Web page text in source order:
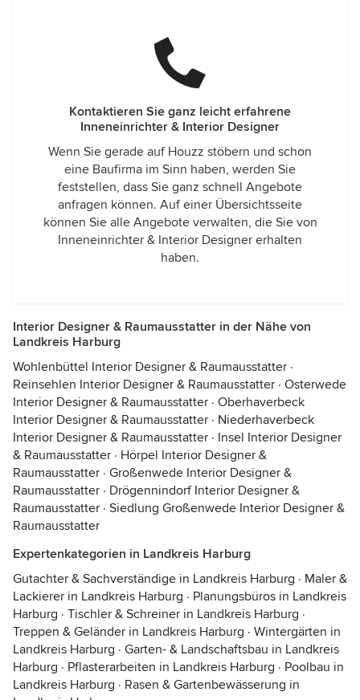
Kontaktieren Sie ganz leicht erfahrene
Inneneinrichter & Interior Designer
Wenn Sie gerade auf Houzz stöbern und schon
eine Baufirma im Sinn haben, werden Sie
feststellen, dass Sie ganz schnell Angebote
anfragen können. Auf einer Übersichtsseite
können Sie alle Angebote verwalten, die Sie von
Inneneinrichter & Interior Designer erhalten
haben.
Interior Designer & Raumausstatter in der Nähe von
Landkreis Harburg
Wohlenbüttel Interior Designer & Raumausstatter ·
Reinsehlen Interior Designer & Raumausstatter · Osterwede
Interior Designer & Raumausstatter · Oberhaverbeck
Interior Designer & Raumausstatter · Niederhaverbeck
Interior Designer & Raumausstatter · Insel Interior Designer
& Raumausstatter · Hörpel Interior Designer &
Raumausstatter · Großenwede Interior Designer &
Raumausstatter · Drögennindorf Interior Designer &
Raumausstatter · Siedlung Großenwede Interior Designer &
Raumausstatter
Expertenkategorien in Landkreis Harburg
Gutachter & Sachverständige in Landkreis Harburg · Maler &
Lackierer in Landkreis Harburg · Planungsbüros in Landkreis
Harburg · Tischler & Schreiner in Landkreis Harburg ·
Treppen & Geländer in Landkreis Harburg · Wintergärten in
Landkreis Harburg · Garten- & Landschaftsbau in Landkreis
Harburg · Pflasterarbeiten in Landkreis Harburg · Poolbau in
Landkreis Harburg · Rasen & Gartenbewässerung in